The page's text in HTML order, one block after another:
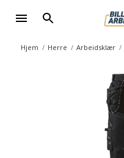
Hjem Herre Arbeidsklær